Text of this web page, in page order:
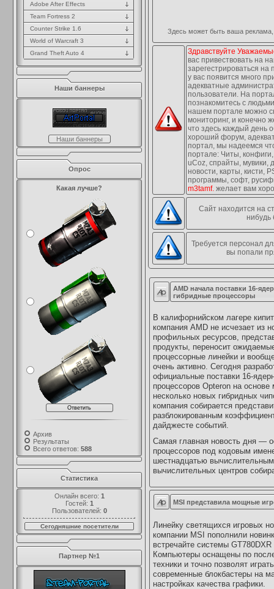
Adobe After Effects
Team Fortress 2
Counter Strike 1.6
World of Warcraft 3
Grand Theft Auto 4
Наши баннеры
Наши баннеры
Опрос
Какая лучше?
Архив
Результаты
Всего ответов: 588
Статистика
Онлайн всего: 1
Гостей: 1
Пользователей: 0
Сегодняшние посетители
Партнер №1
Здесь может быть ваша
Здравствуйте
вас привествовать на
зарегестрироваться на
у вас появится много
адекватные
пользователи. На
познакомитесь с
нашем портале можно
мониторинг, и конечно
что здесь каждый день
хороший форум,
портал, мы надеемся
портале: Читы,
uCoz, спрайты, мувики,
новости, карты, кисти,
программы, софт,
m3tamf. желает вам
Сайт находится на
нибудь
Требуется персонал
вы попали
AMD начала поставки 16-
гибридные процессоры
В калифорнийском лагере
компания AMD не исчезает из
профильных ресурсов,
продукты, переносит
процессорные линейки и
очень активно. Сегодня
официальные поставки 16-
процессоров Opteron на
несколько новых гибридных
компания собирается
разблокированным
дайджесте событий.
Самая главная новость дня —
процессоров под кодовым
шестнадцатью
вычислительных центров
MSI представила мощные
Линейку светящихся игровых
компании MSI пополнили
встречайте системы
Компьютеры оснащены по
техники и точно позволят
современные блокбастеры на
настройках качества графики.